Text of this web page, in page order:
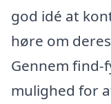
god idé at
høre om
Gennem
mulighed for